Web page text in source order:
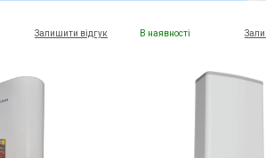
Залишити відгук В наявності